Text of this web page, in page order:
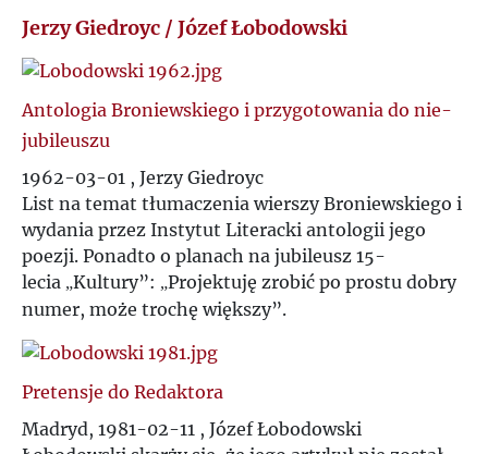
N
Q
J
Ł
M
N
P
Jerzy Giedroyc / Józef Łobodowski
Antologia Broniewskiego i przygotowania do nie-
jubileuszu
1962-03-01 , Jerzy Giedroyc
List na temat tłumaczenia wierszy Broniewskiego i
wydania przez Instytut Literacki antologii jego
poezji. Ponadto o planach na jubileusz 15-
lecia „Kultury”: „Projektuję zrobić po prostu dobry
numer, może trochę większy”.
Pretensje do Redaktora
Madryd, 1981-02-11 , Józef Łobodowski